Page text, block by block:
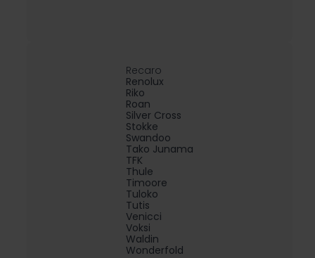
Recaro
Renolux
Riko
Roan
Silver Cross
Stokke
Swandoo
Tako Junama
TFK
Thule
Timoore
Tuloko
Tutis
Venicci
Voksi
Waldin
Wonderfold